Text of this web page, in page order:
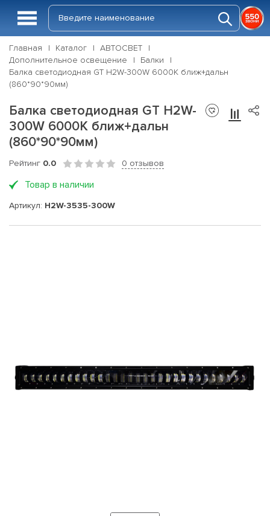
Главная Каталог
АВТОСВЕТ
Дополнительное освещение
Балки
Балка светодиодная GT H2W-300W 6000K ближ+дальн
(860*90*90мм)
Балка светодиодная GT H2W-
300W 6000K ближ+дальн
(860*90*90мм)
Рейтинг 0.0 0 отзывов
Товар в наличии
Артикул: H2W-3535-300W